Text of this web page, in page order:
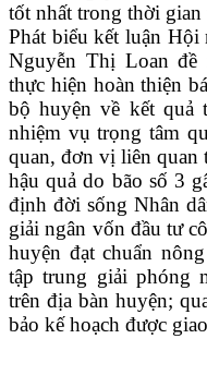
tốt nhất trong thời gian
Phát biểu kết luận
Nguyễn Thị Loan đề
thực hiện hoàn thiện
bộ huyện về kết quả
nhiệm vụ trọng tâm
quan, đơn vị liên quan
hậu quả do bão số 3
định đời sống Nhân
giải ngân vốn đầu tư
huyện đạt chuẩn
tập trung giải phóng
trên địa bàn huyện;
bảo kế hoạch được